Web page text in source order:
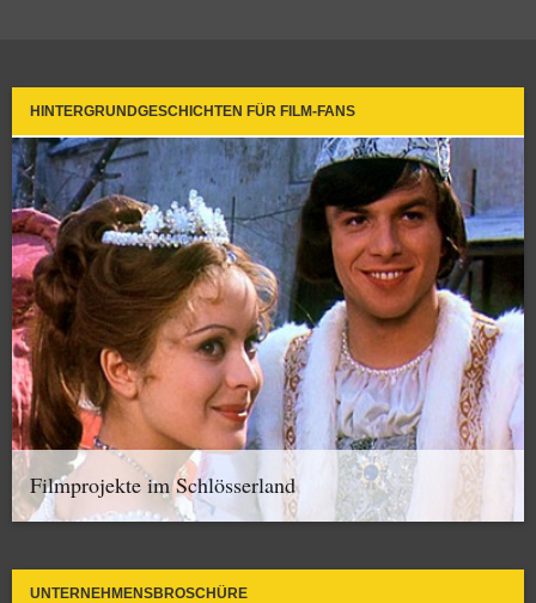
HINTERGRUNDGESCHICHTEN FÜR FILM-FANS
Filmprojekte im Schlösserland
UNTERNEHMENSBROSCHÜRE